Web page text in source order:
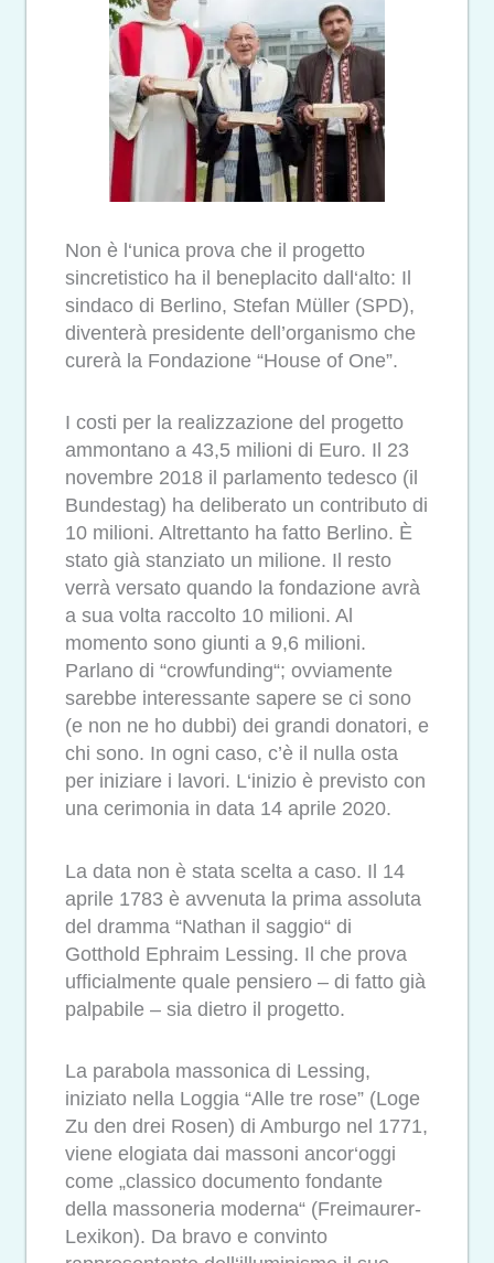
Non è l‘unica prova che il progetto
sincretistico ha il beneplacito dall‘alto: Il
sindaco di Berlino, Stefan Müller (SPD),
diventerà presidente dell’organismo che
curerà la Fondazione “House of One”.
I costi per la realizzazione del progetto
ammontano a 43,5 milioni di Euro. Il 23
novembre 2018 il parlamento tedesco (il
Bundestag) ha deliberato un contributo di
10 milioni. Altrettanto ha fatto Berlino. È
stato già stanziato un milione. Il resto
verrà versato quando la fondazione avrà
a sua volta raccolto 10 milioni. Al
momento sono giunti a 9,6 milioni.
Parlano di “crowfunding“; ovviamente
sarebbe interessante sapere se ci sono
(e non ne ho dubbi) dei grandi donatori, e
chi sono. In ogni caso, c’è il nulla osta
per iniziare i lavori. L‘inizio è previsto con
una cerimonia in data 14 aprile 2020.
La data non è stata scelta a caso. Il 14
aprile 1783 è avvenuta la prima assoluta
del dramma “Nathan il saggio“ di
Gotthold Ephraim Lessing. Il che prova
ufficialmente quale pensiero – di fatto già
palpabile – sia dietro il progetto.
La parabola massonica di Lessing,
iniziato nella Loggia “Alle tre rose” (Loge
Zu den drei Rosen) di Amburgo nel 1771,
viene elogiata dai massoni ancor‘oggi
come „classico documento fondante
della massoneria moderna“ (Freimaurer-
Lexikon). Da bravo e convinto